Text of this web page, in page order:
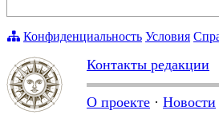
Конфиденциальность Условия
Контакты редакции
О проекте · Новости